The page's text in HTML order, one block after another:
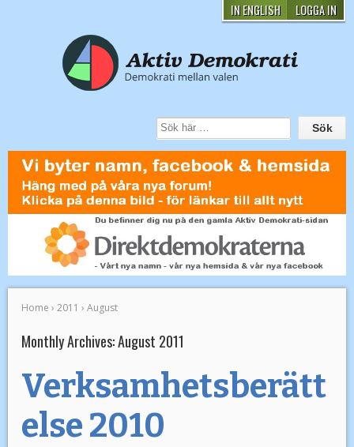
IN ENGLISH LOGGA IN
Home › 2011 › August
Monthly Archives:August 2011
Verksamhetsberätt
else 2010